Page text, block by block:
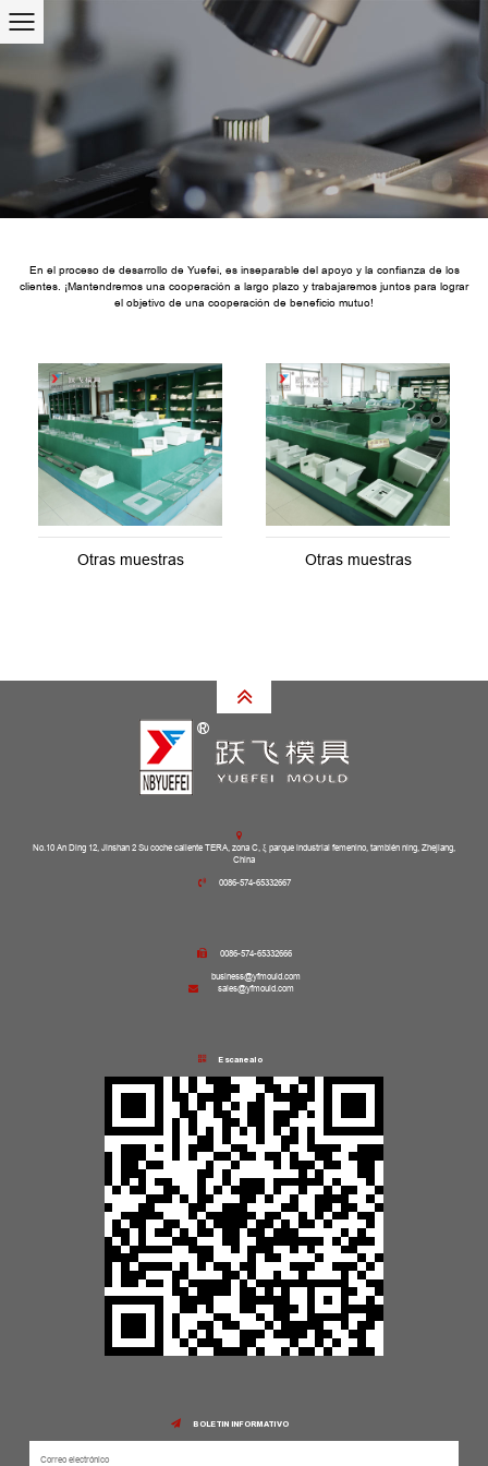
En el proceso de desarrollo de Yuefei, es inseparable del apoyo y la confianza de los
clientes. ¡Mantendremos una cooperación a largo plazo y trabajaremos juntos para lograr
el objetivo de una cooperación de beneficio mutuo!
Otras muestras Otras muestras
No.10 An Ding 12, Jinshan 2 Su coche caliente TERA, zona C, ξ parque industrial femenino, también ning, Zhejiang,
China
0086-574-65332667
0086-574-65332666
business@yfmould.com
sales@yfmould.com
Escanealo
BOLETIN INFORMATIVO